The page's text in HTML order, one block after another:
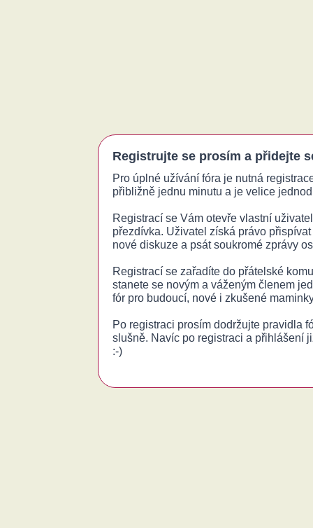
Registrujte se prosím a přidejte
Pro úplné užívání fóra je nutná
přibližně jednu minutu a je velice
Registrací se Vám otevře vlastní
přezdívka. Uživatel získá právo
nové diskuze a psát soukromé zprávy
Registrací se zařadíte do přátelské
stanete se novým a váženým členem
fór pro budoucí, nové i zkušené
Po registraci prosím dodržujte pravidla
slušně. Navíc po registraci a přihlášení
:-)